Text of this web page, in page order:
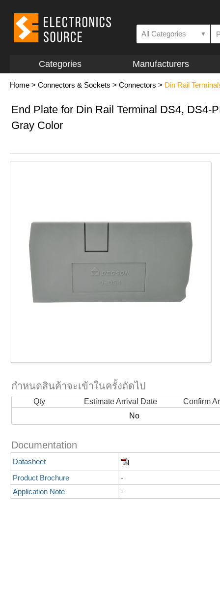
All Categories ▼
Categories Manufacturers
Home > Connectors & Sockets > Connectors > Din Rail
End Plate for Din Rail Terminal DS4, DS4-
Gray Color
กำหนดสินค้าจะเข้าในครั้งถัดไป
Qty Estimate Arrival Date
Confirm
No
Documentation
Datasheet
Product Brochure
-
Application Note
-